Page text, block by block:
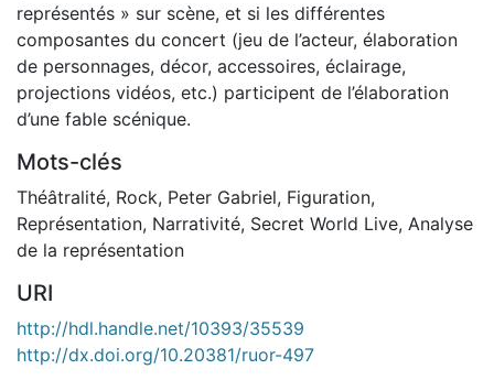
représentés » sur scène, et si les différentes
composantes du concert (jeu de l’acteur, élaboration
de personnages, décor, accessoires, éclairage,
projections vidéos, etc.) participent de l’élaboration
d’une fable scénique.
Mots-clés
Théâtralité, Rock, Peter Gabriel, Figuration,
Représentation, Narrativité, Secret World Live, Analyse
de la représentation
URI
http://hdl.handle.net/10393/35539
http://dx.doi.org/10.20381/ruor-497